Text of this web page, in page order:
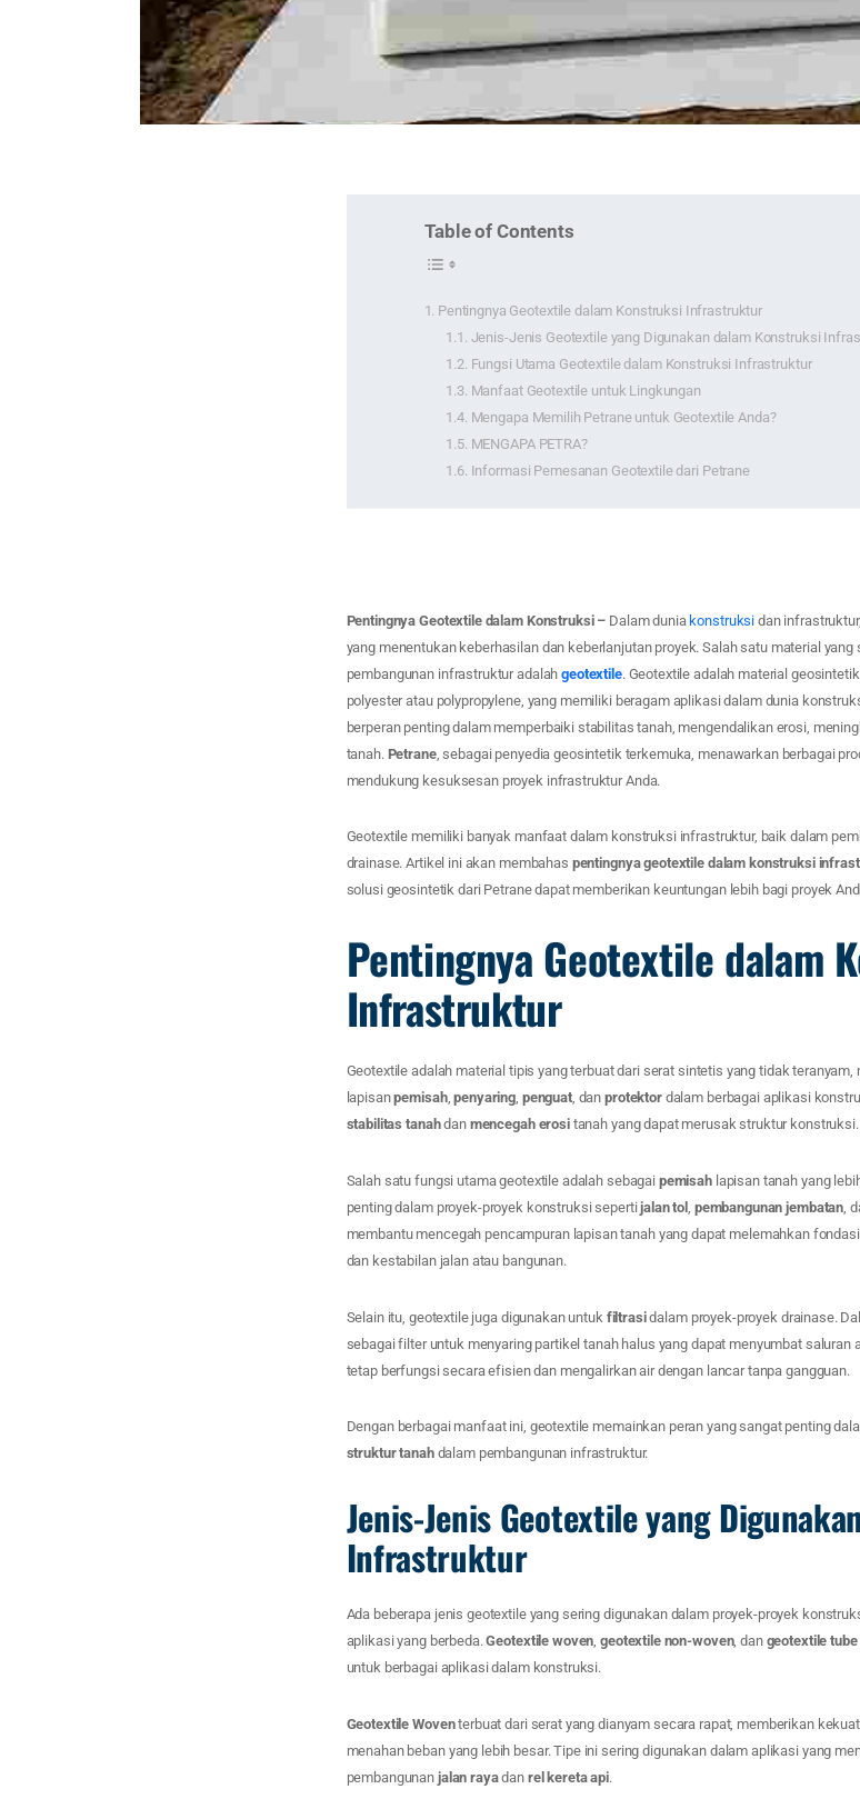
Table of Contents
Pentingnya Geotextile dalam Konstruksi Infrastruktur
Jenis-Jenis Geotextile yang Digunakan dalam Konstruksi
Fungsi Utama Geotextile dalam Konstruksi Infrastruktur
Manfaat Geotextile untuk Lingkungan
Mengapa Memilih Petrane untuk Geotextile Anda?
MENGAPA PETRA?
Informasi Pemesanan Geotextile dari Petrane
Pentingnya Geotextile dalam Konstruksi – Dalam dunia konstruksi dan
yang menentukan keberhasilan dan keberlanjutan proyek. Salah satu material
pembangunan infrastruktur adalahgeotextile. Geotextile adalah material
polyester atau polypropylene, yang memiliki beragam aplikasi dalam dunia
berperan penting dalam memperbaiki stabilitas tanah, mengendalikan erosi,
tanah. Petrane, sebagai penyedia geosintetik terkemuka, menawarkan berbagai
mendukung kesuksesan proyek infrastruktur Anda.
Geotextile memiliki banyak manfaat dalam konstruksi infrastruktur, baik dalam
drainase. Artikel ini akan membahas pentingnya geotextile dalam konstruksi
solusi geosintetik dari Petrane dapat memberikan keuntungan lebih bagi proyek
Pentingnya Geotextile dalam
Infrastruktur
Geotextile adalah material tipis yang terbuat dari serat sintetis yang tidak
lapisanpemisah,penyaring, penguat, danprotektordalam berbagai aplikasi
stabilitas tanahdan mencegah erositanah yang dapat merusak struktur konstruksi.
Salah satu fungsi utama geotextile adalah sebagai pemisahlapisan tanah yang
penting dalam proyek-proyek konstruksi sepertijalan tol, pembangunan jembatan,
membantu mencegah pencampuran lapisan tanah yang dapat melemahkan
dan kestabilan jalan atau bangunan.
Selain itu, geotextile juga digunakan untuk filtrasidalam proyek-proyek drainase.
sebagai filter untuk menyaring partikel tanah halus yang dapat menyumbat
tetap berfungsi secara efisien dan mengalirkan air dengan lancar tanpa gangguan.
Dengan berbagai manfaat ini, geotextile memainkan peran yang sangat penting
struktur tanahdalam pembangunan infrastruktur.
Jenis-Jenis Geotextile yang
Infrastruktur
Ada beberapa jenis geotextile yang sering digunakan dalam proyek-proyek
aplikasi yang berbeda.Geotextile woven,geotextile non-woven, dan geotextile tube
untuk berbagai aplikasi dalam konstruksi.
Geotextile Woventerbuat dari serat yang dianyam secara rapat, memberikan
menahan beban yang lebih besar. Tipe ini sering digunakan dalam aplikasi yang
pembangunan jalan rayadan rel kereta api.